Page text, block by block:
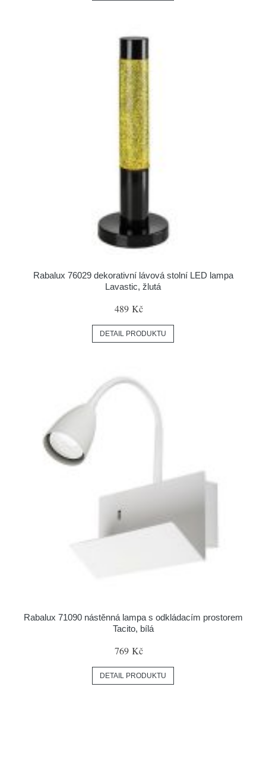
Rabalux 76029 dekorativní lávová stolní LED lampa
Lavastic, žlutá
489 Kč
DETAIL PRODUKTU
Rabalux 71090 nástěnná lampa s odkládacím prostorem
Tacito, bílá
769 Kč
DETAIL PRODUKTU